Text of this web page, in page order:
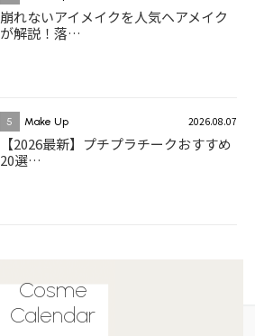
崩れないアイメイクを人気ヘアメイク
が解説！落…
5 Make Up 2026.08.07
【2026最新】プチプラチークおすすめ
20選…
Cosme
Calendar